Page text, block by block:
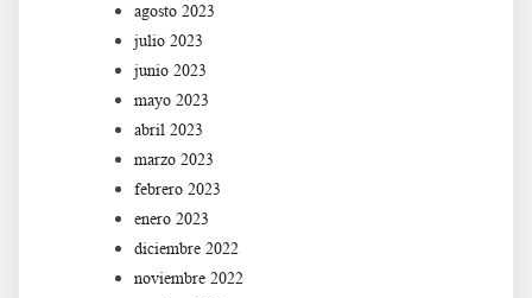
agosto 2023
julio 2023
junio 2023
mayo 2023
abril 2023
marzo 2023
febrero 2023
enero 2023
diciembre 2022
noviembre 2022